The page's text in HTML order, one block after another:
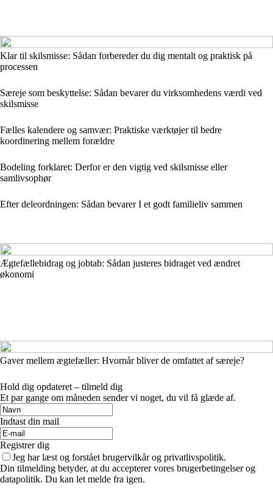
Klar til skilsmisse: Sådan forbereder du dig mentalt og praktisk på
processen
Særeje som beskyttelse: Sådan bevarer du virksomhedens værdi ved
skilsmisse
Fælles kalendere og samvær: Praktiske værktøjer til bedre
koordinering mellem forældre
Bodeling forklaret: Derfor er den vigtig ved skilsmisse eller
samlivsophør
Efter deleordningen: Sådan bevarer I et godt familieliv sammen
Ægtefællebidrag og jobtab: Sådan justeres bidraget ved ændret
økonomi
Gaver mellem ægtefæller: Hvornår bliver de omfattet af særeje?
Hold dig opdateret – tilmeld dig
Et par gange om måneden sender vi noget, du vil få glæde af.
Indtast din mail
Registrer dig
Jeg har læst og forstået brugervilkår og privatlivspolitik.
Din tilmelding betyder, at du accepterer vores brugerbetingelser og
datapolitik. Du kan let melde fra igen.